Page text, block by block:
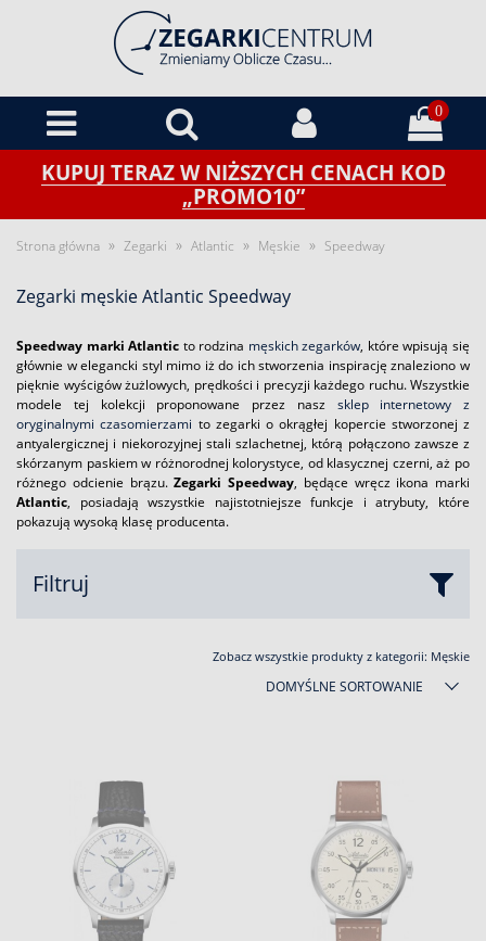
0
KUPUJ TERAZ W NIŻSZYCH CENACH KOD
„PROMO10”
Strona główna » Zegarki » Atlantic » Męskie » Speedway
Zegarki męskie Atlantic Speedway
Speedway marki Atlantic to rodzina męskich zegarków, które wpisują się
głównie w elegancki styl mimo iż do ich stworzenia inspirację znaleziono w
pięknie wyścigów żużlowych, prędkości i precyzji każdego ruchu. Wszystkie
modele tej kolekcji proponowane przez nasz sklep internetowy z
oryginalnymi czasomierzami to zegarki o okrągłej kopercie stworzonej z
antyalergicznej i niekorozyjnej stali szlachetnej, którą połączono zawsze z
skórzanym paskiem w różnorodnej kolorystyce, od klasycznej czerni, aż po
różnego odcienie brązu.Zegarki Speedway, będące wręcz ikona marki
Atlantic, posiadają wszystkie najistotniejsze funkcje i atrybuty, które
pokazują wysoką klasę producenta.
Filtruj
Zobacz wszystkie produkty z kategorii: Męskie
DOMYŚLNE SORTOWANIE